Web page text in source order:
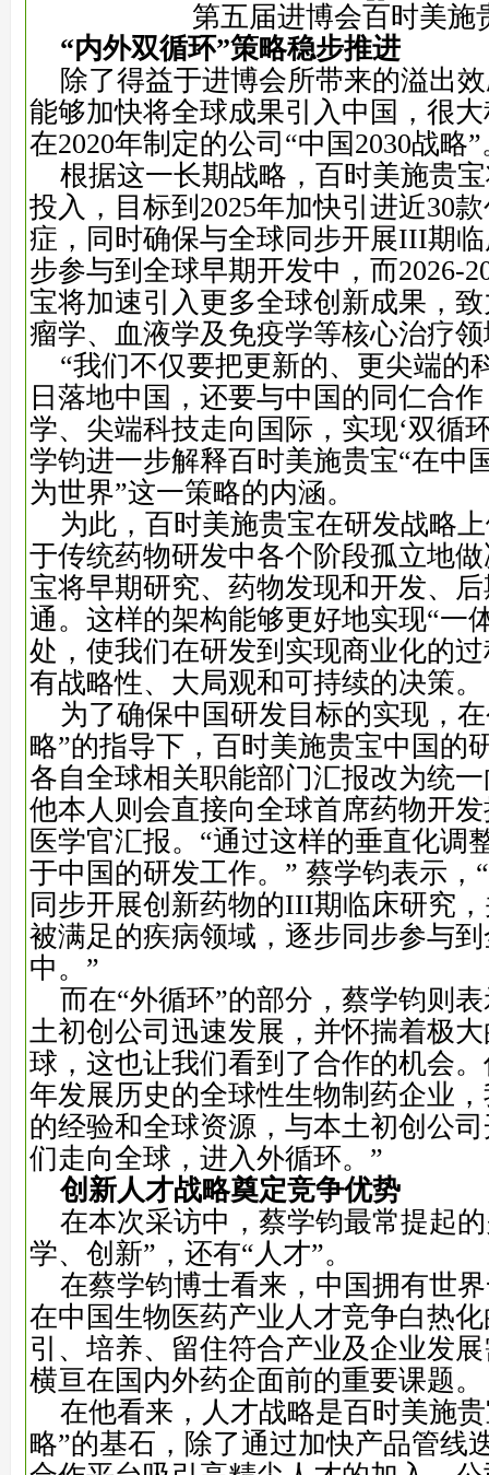
第五届进博会百时美施
“内外双循环”策略稳步推进
除了得益于进博会所带来的溢出
能够加快将全球成果引入中国，很
在2020年制定的公司“中国2030战略”
根据这一长期战略，百时美施贵
投入，目标到2025年加快引进近30
症，同时确保与全球同步开展III期
步参与到全球早期开发中，而2026-
宝将加速引入更多全球创新成果，
瘤学、血液学及免疫学等核心治疗
“我们不仅要把更新的、更尖端的
日落地中国，还要与中国的同仁合
学、尖端科技走向国际，实现‘双循
学钧进一步解释百时美施贵宝“在中
为世界”这一策略的内涵。
为此，百时美施贵宝在研发战略
于传统药物研发中各个阶段孤立地
宝将早期研究、药物发现和开发、
通。这样的架构能够更好地实现“一
处，使我们在研发到实现商业化的
有战略性、大局观和可持续的决策。
为了确保中国研发目标的实现，
略”的指导下，百时美施贵宝中国的
各自全球相关职能部门汇报改为统
他本人则会直接向全球首席药物开
医学官汇报。“通过这样的垂直化调
于中国的研发工作。” 蔡学钧表示，
同步开展创新药物的III期临床研究
被满足的疾病领域，逐步同步参与
中。”
而在“外循环”的部分，蔡学钧则
土初创公司迅速发展，并怀揣着极
球，这也让我们看到了合作的机会
年发展历史的全球性生物制药企业
的经验和全球资源，与本土初创公
们走向全球，进入外循环。”
创新人才战略奠定竞争优势
在本次采访中，蔡学钧最常提起
学、创新”，还有“人才”。
在蔡学钧博士看来，中国拥有世
在中国生物医药产业人才竞争白热
引、培养、留住符合产业及企业发
横亘在国内外药企面前的重要课题。
在他看来，人才战略是百时美施
略”的基石，除了通过加快产品管线